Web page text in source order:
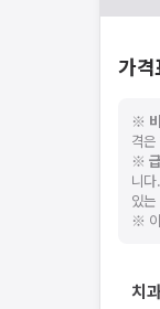
가격
※
격
※
니
있
※
치